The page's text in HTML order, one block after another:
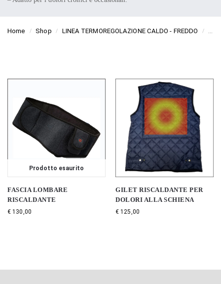
Home / Shop / LINEA TERMOREGOLAZIONE CALDO - FREDDO /
Prodotto esaurito
FASCIA LOMBARE
RISCALDANTE
€ 130,00
GILET RISCALDANTE PER
DOLORI ALLA SCHIENA
€ 125,00